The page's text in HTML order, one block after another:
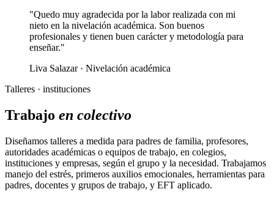
"Quedo muy agradecida por la labor realizada con mi
nieto en la nivelación académica. Son buenos
profesionales y tienen buen carácter y metodología para
enseñar."
Liva Salazar · Nivelación académica
Talleres · instituciones
Trabajo en colectivo
Diseñamos talleres a medida para padres de familia, profesores,
autoridades académicas o equipos de trabajo, en colegios,
instituciones y empresas, según el grupo y la necesidad. Trabajamos
manejo del estrés, primeros auxilios emocionales, herramientas para
padres, docentes y grupos de trabajo, y EFT aplicado.